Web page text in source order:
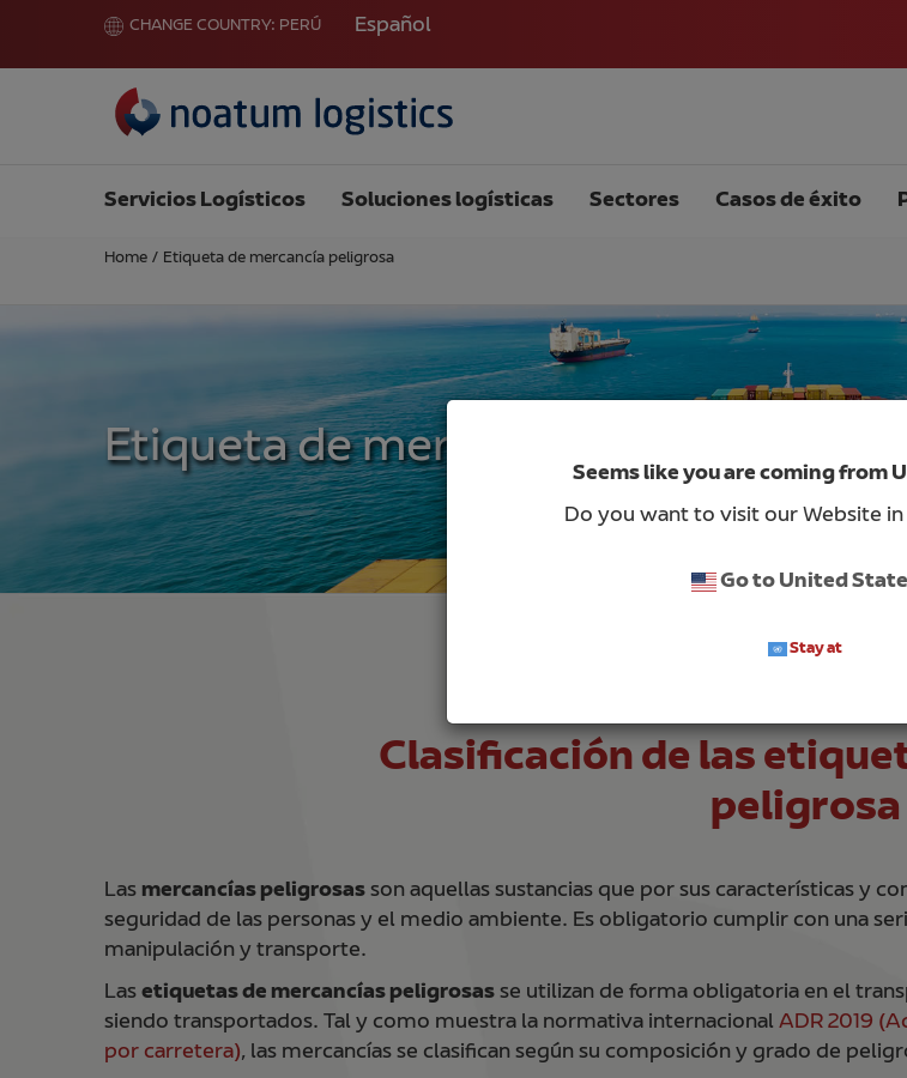
CHANGE COUNTRY: PERÚ Español
Servicios Logísticos Soluciones logísticas Sectores Casos de éxito
Home / Etiqueta de mercancía peligrosa
Etiqueta de mercancía peligrosa
Clasificación de las
peligrosa
Las mercancías peligrosasson aquellas sustancias que por sus características y
seguridad de las personas y el medio ambiente. Es obligatorio cumplir con una
manipulación y transporte.
Lasetiquetas de mercancías peligrosasse utilizan de forma obligatoria en el
siendo transportados. Tal y como muestra la normativa internacional ADR 2019
por carretera), las mercancías se clasifican según su composición y grado de
Seems like you are coming from
Do you want to visit our Website
Go to United
Stay at